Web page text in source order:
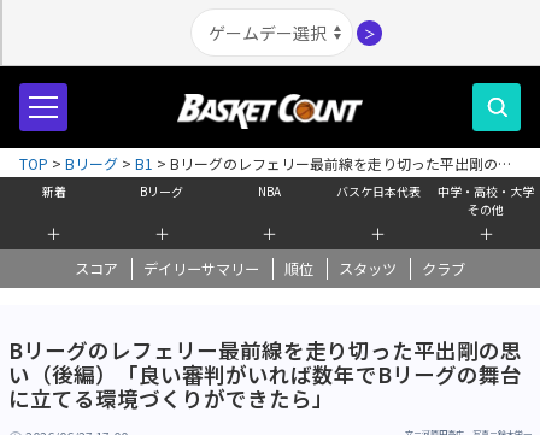
＞
新着
＋
Bリーグ
＋
NBA
＋
バスケ日本代表
＋
中学・高校・大学
その他
＋
スコア デイリーサマリー 順位 スタッツ クラブ
TOP > Bリーグ > B1 > Bリーグのレフェリー最前線を走り切った平出剛の思
い（後編）「良い審判がいれば数年でBリーグの舞台に立てる環境づくりがで
きたら」
Bリーグのレフェリー最前線を走り切った平出剛の思
い（後編）「良い審判がいれば数年でBリーグの舞台
に立てる環境づくりができたら」